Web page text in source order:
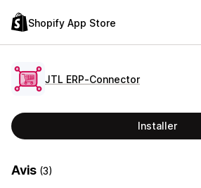
Shopify App Store
JTL ERP‑Connector
Installer
Avis (3)